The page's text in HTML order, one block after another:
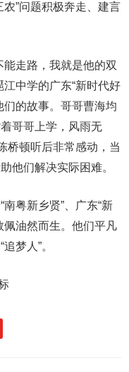
”问题积极奔走、建言
走路，我就是他的双
中学的广东“新时代好
们的故事。哥哥曹海均
哥哥上学，风雨无
桥顿听后非常感动，当
他们解决实际困难。
粤新乡贤”、广东“新
佩油然而生。他们平凡
梦人”。